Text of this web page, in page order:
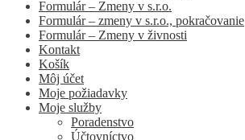
Formulár – Zmeny v s.r.o.
Formulár – zmeny v s.r.o., pokračovanie
Formulár – Zmeny v živnosti
Kontakt
Košík
Môj účet
Moje požiadavky
Moje služby
Poradenstvo
Účtovníctvo